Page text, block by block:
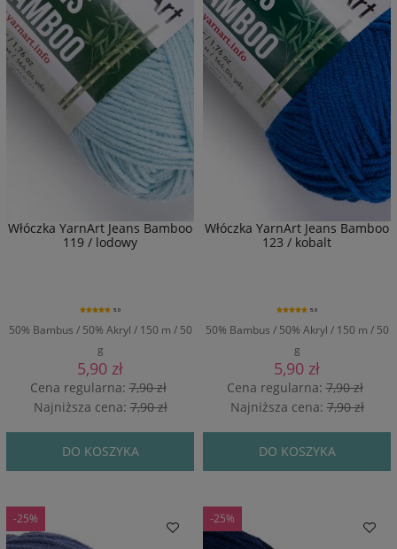
Włóczka YarnArt Jeans Bamboo
119 / lodowy
50% Bambus / 50% Akryl / 150 m / 50
g
5.0
5,90 zł
Cena regularna:7,90 zł
Najniższa cena:7,90 zł
DO KOSZYKA
Włóczka YarnArt Jeans Bamboo
123 / kobalt
50% Bambus / 50% Akryl / 150 m / 50
g
5.0
5,90 zł
Cena regularna:7,90 zł
Najniższa cena:7,90 zł
DO KOSZYKA
-25% -25%